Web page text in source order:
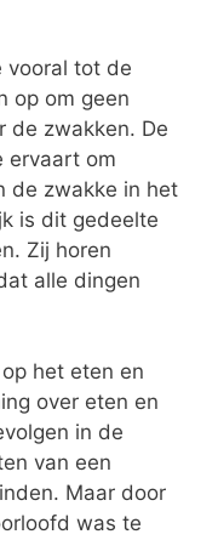
vooral tot de
op om geen
de zwakken. De
ervaart om
de zwakke in het
is dit gedeelte
Zij horen
alle dingen
het eten en
over eten en
in de
van een
Maar door
was te